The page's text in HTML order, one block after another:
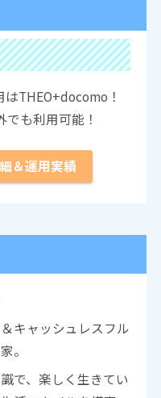
THEO+docomo！
も利用可能！
＆運用実績
キャッシュレスフル
。
で、楽しく生きてい